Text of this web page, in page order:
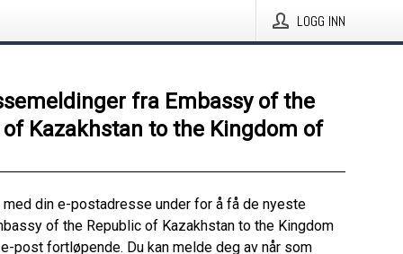
LOGG INN
fra Embassy of the
of Kazakhstan to the Kingdom of
din e-postadresse under for å få de nyeste
of the Republic of Kazakhstan to the Kingdom
post fortløpende. Du kan melde deg av når som